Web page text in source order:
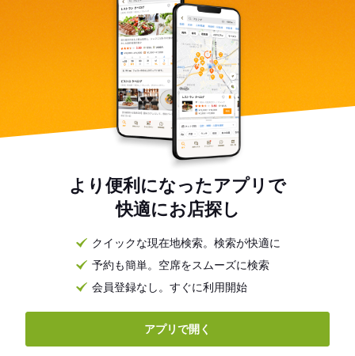
より便利になったアプリで
快適にお店探し
クイックな現在地検索。検索が快適に
予約も簡単。空席をスムーズに検索
会員登録なし。すぐに利用開始
アプリで開く